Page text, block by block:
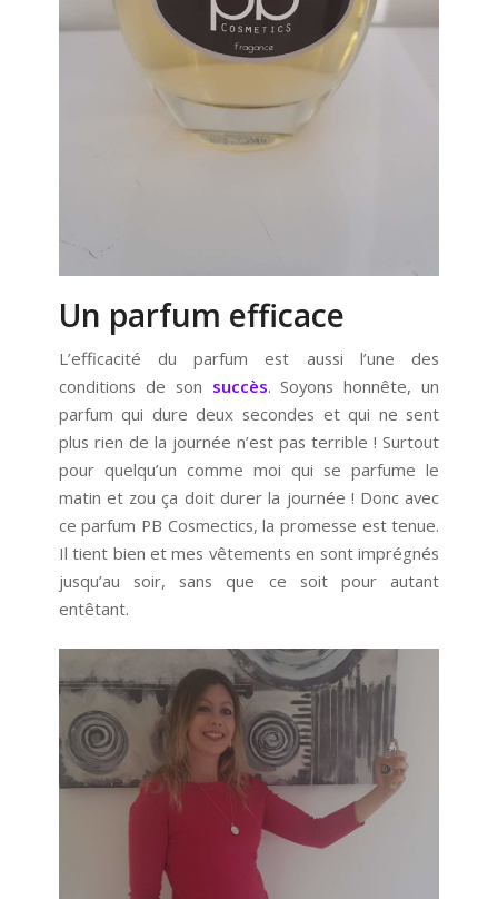
Un parfum efficace
L’efficacité du parfum est aussi l’une des
conditions de son succès. Soyons honnête, un
parfum qui dure deux secondes et qui ne sent
plus rien de la journée n’est pas terrible ! Surtout
pour quelqu’un comme moi qui se parfume le
matin et zou ça doit durer la journée ! Donc avec
ce parfum PB Cosmectics, la promesse est tenue.
Il tient bien et mes vêtements en sont imprégnés
jusqu’au soir, sans que ce soit pour autant
entêtant.